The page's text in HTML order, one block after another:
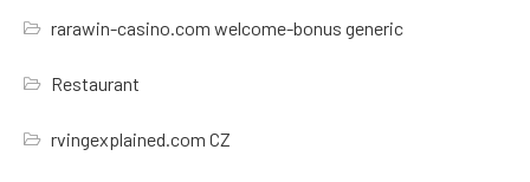
rarawin-casino.com welcome-bonus generic
Restaurant
rvingexplained.com CZ